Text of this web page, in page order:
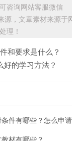
咨询网站客服微信
源，文章素材来源于
理！
和要求是什么？
好的学习方法？
件有哪些？怎么申请